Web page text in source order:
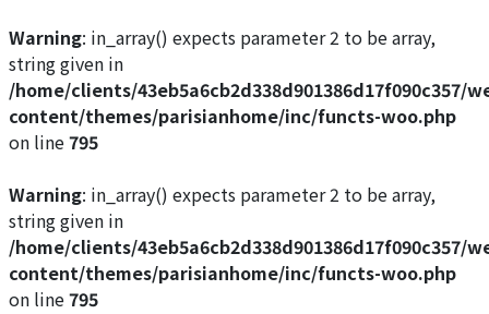
Warning: in_array() expects parameter 2 to be array,
string given in
/home/clients/43eb5a6cb2d338d901386d17f090c357/
content/themes/parisianhome/inc/functs-woo.php
on line795
Warning: in_array() expects parameter 2 to be array,
string given in
/home/clients/43eb5a6cb2d338d901386d17f090c357/
content/themes/parisianhome/inc/functs-woo.php
on line795